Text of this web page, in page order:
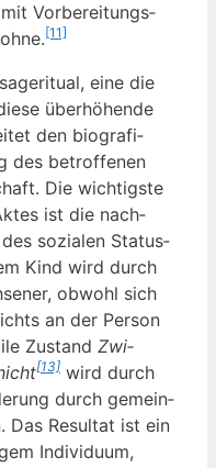
Vor­be­rei­tungs­
[11]
eine die
über­hö­hen­de
den bio­gra­fi­
des betrof­fe­nen
Die wich­tigs­te
ist die nach­
sozia­len Sta­tus­
Kind wird durch
obwohl sich
an der Per­son
Zustand Zwi­
[13] wird durch
durch gemein­
Das Resul­tat ist ein
Indi­vi­du­um,